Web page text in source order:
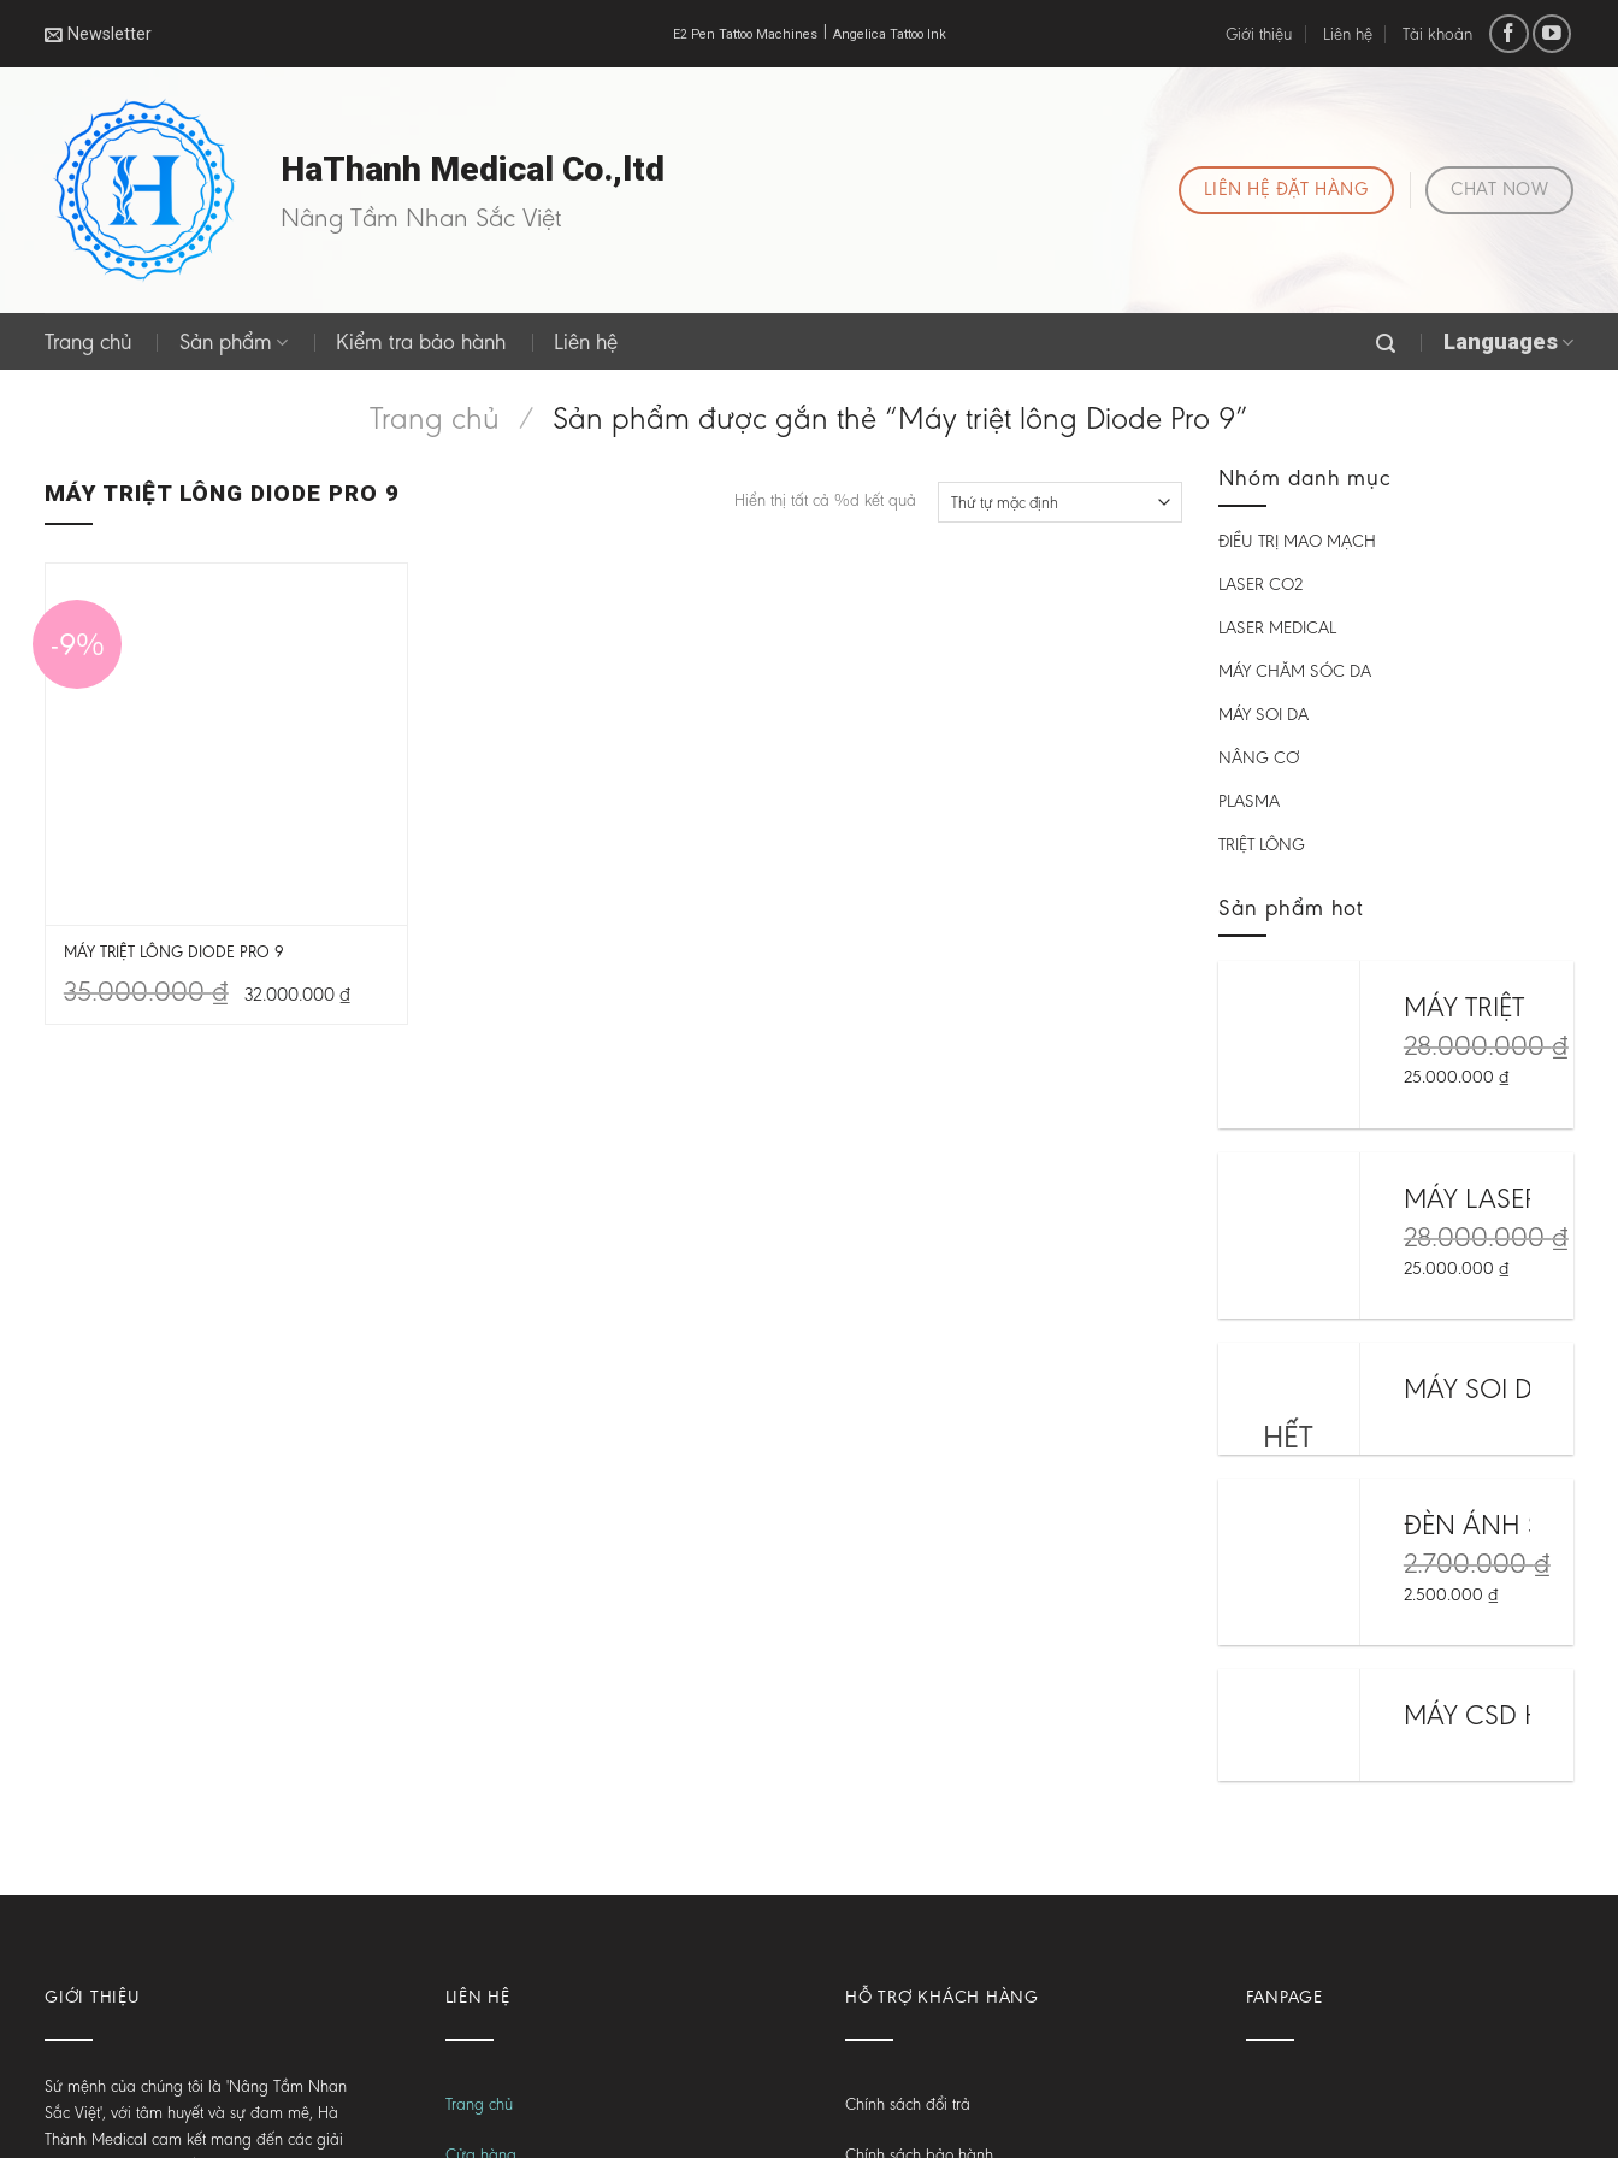
Skip
to
content
Newsletter E2 Pen Tattoo Machines| Angelica Tattoo Ink Giới thiệu Liên hệ Tài khoản
HaThanh Medical Co.,ltd
Nâng Tầm Nhan Sắc Việt
LIÊN HỆ ĐẶT HÀNG CHAT NOW
Trang chủ Sản phẩm Kiểm tra bảo hành Liên hệ Languages
Trang chủ / Sản phẩm được gắn thẻ “Máy triệt lông Diode Pro 9”
MÁY TRIỆT LÔNG DIODE PRO 9 Hiển thị tất cả %d kết quả
-9%
MÁY TRIỆT LÔNG DIODE PRO 9
35.000.000₫ 32.000.000 ₫
Nhóm danh mục
ĐIỀU TRỊ MAO MẠCH
LASER CO2
LASER MEDICAL
MÁY CHĂM SÓC DA
MÁY SOI DA
NÂNG CƠ
PLASMA
TRIỆT LÔNG
Sản phẩm hot
MÁY TRIỆT LÔNG
28.000.000₫
25.000.000 ₫
MÁY LASER NEO
28.000.000₫
25.000.000 ₫
HẾT
MÁY SOI DA
ĐÈN ÁNH SÁNG
2.700.000₫
2.500.000 ₫
MÁY CSD HCR
GIỚI THIỆU
Sứ mệnh của chúng tôi là 'Nâng Tầm Nhan
Sắc Việt', với tâm huyết và sự đam mê, Hà
Thành Medical cam kết mang đến các giải
LIÊN HỆ
Trang chủ
HỖ TRỢ KHÁCH HÀNG
Chính sách đổi trả
FANPAGE